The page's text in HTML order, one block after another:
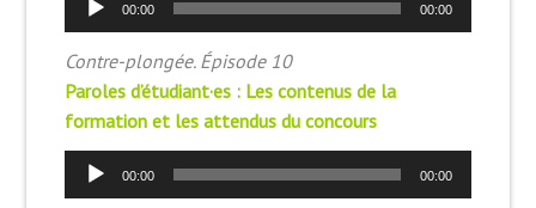
audio
00:00 00:00
Contre-plongée. Épisode 10
Paroles d’étudiant·es : Les contenus de la
formation et les attendus du concours
Lecteur
audio
00:00 00:00